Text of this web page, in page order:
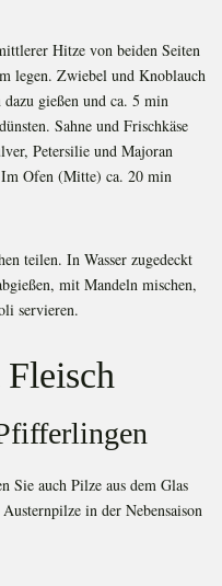
Hitze von beiden Seiten
legen. Zwiebel und Knoblauch
gießen und ca. 5 min
Sahne und Frischkäse
Petersilie und Majoran
Ofen (Mitte) ca. 20 min
teilen. In Wasser zugedeckt
mit Mandeln mischen,
servieren.
Sie auch Pilze aus dem Glas
in der Nebensaison